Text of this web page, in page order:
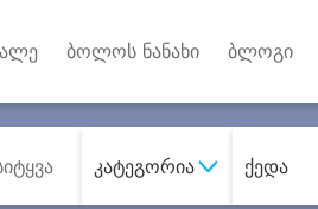
ბოლოს ნანახი ბლოგი
კატეგორია ქედა